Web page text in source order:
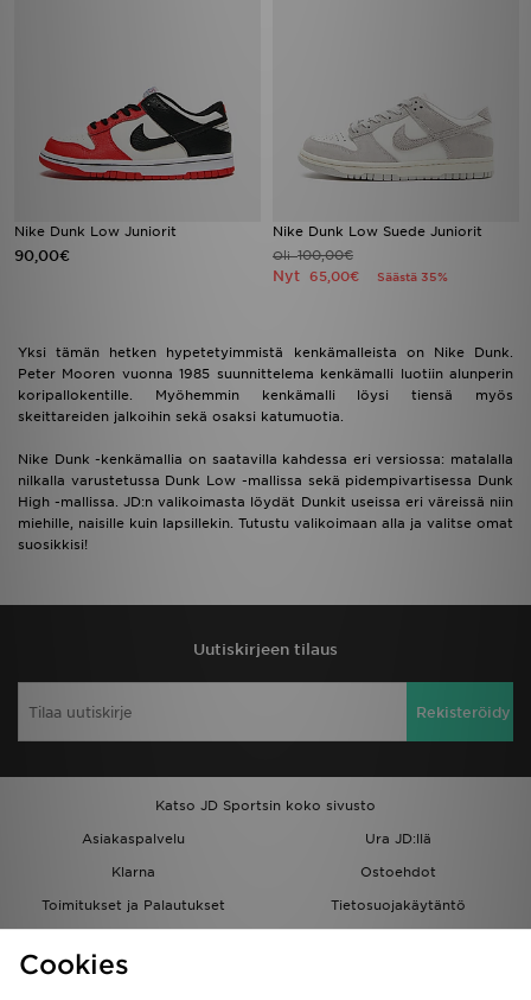
Nike Dunk Low Juniorit
90,00€
Nike Dunk Low Suede Juniorit
Oli100,00€
Nyt 65,00€ Säästä 35%
Yksi tämän hetken hypetetyimmistä kenkämalleista on Nike Dunk.
Peter Mooren vuonna 1985 suunnittelema kenkämalli luotiin alunperin
koripallokentille. Myöhemmin kenkämalli löysi tiensä myös
skeittareiden jalkoihin sekä osaksi katumuotia.
Nike Dunk -kenkämallia on saatavilla kahdessa eri versiossa: matalalla
nilkalla varustetussa Dunk Low -mallissa sekä pidempivartisessa Dunk
High -mallissa. JD:n valikoimasta löydät Dunkit useissa eri väreissä niin
miehille, naisille kuin lapsillekin. Tutustu valikoimaan alla ja valitse omat
suosikkisi!
Uutiskirjeen tilaus
Rekisteröidy
Katso JD Sportsin koko sivusto
Asiakaspalvelu
Ura JD:llä
Klarna
Ostoehdot
Toimitukset ja Palautukset
Tietosuojakäytäntö
Löydä myymälä
Cookies